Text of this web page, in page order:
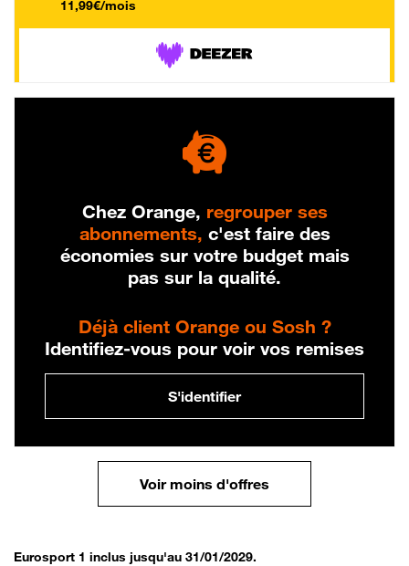
11,99€/mois
Chez Orange, regrouper ses
abonnements, c'est faire des
économies sur votre budget mais
pas sur la qualité.
Déjà client Orange ou Sosh ?
Identifiez-vous pour voir vos remises
S'identifier
Voir moins d'offres
Eurosport 1 inclus jusqu'au 31/01/2029.